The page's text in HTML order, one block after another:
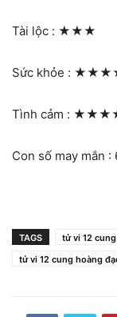
Tài lộc : ★★★
Sức khỏe :
Tình cảm :
Con số may mắn :
TAGS
tử vi 12
tử vi 12 cung hoàng